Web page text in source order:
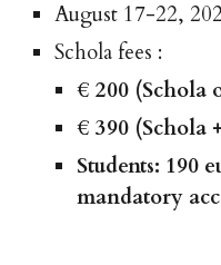
August 17-22,
Schola fees :
€ 200 (Schola
€ 390 (Schola
Students: 190
mandatory